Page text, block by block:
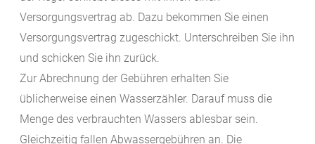
Versorgungsvertrag ab. Dazu bekommen Sie einen
Versorgungsvertrag zugeschickt. Unterschreiben Sie ihn
und schicken Sie ihn zurück.
Zur Abrechnung der Gebühren erhalten Sie
üblicherweise einen Wasserzähler. Darauf muss die
Menge des verbrauchten Wassers ablesbar sein.
Gleichzeitig fallen Abwassergebühren an. Die